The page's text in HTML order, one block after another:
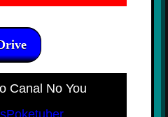
Canal No You